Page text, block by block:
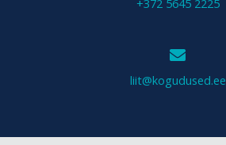
liit@kogudused.ee